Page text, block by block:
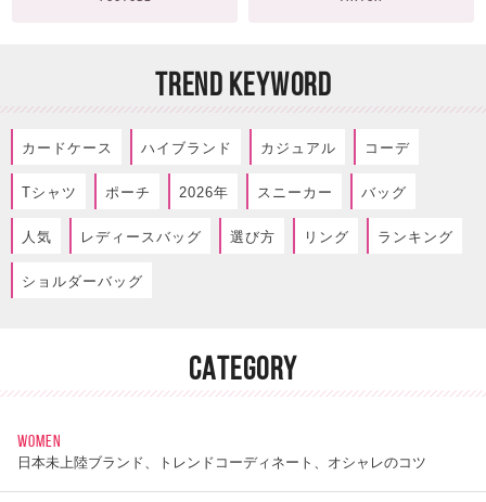
TREND KEYWORD
カードケース ハイブランド カジュアル コーデ
Tシャツ ポーチ 2026年 スニーカー バッグ
人気 レディースバッグ 選び方 リング ランキング
ショルダーバッグ
CATEGORY
WOMEN
日本未上陸ブランド、トレンドコーディネート、オシャレのコツ